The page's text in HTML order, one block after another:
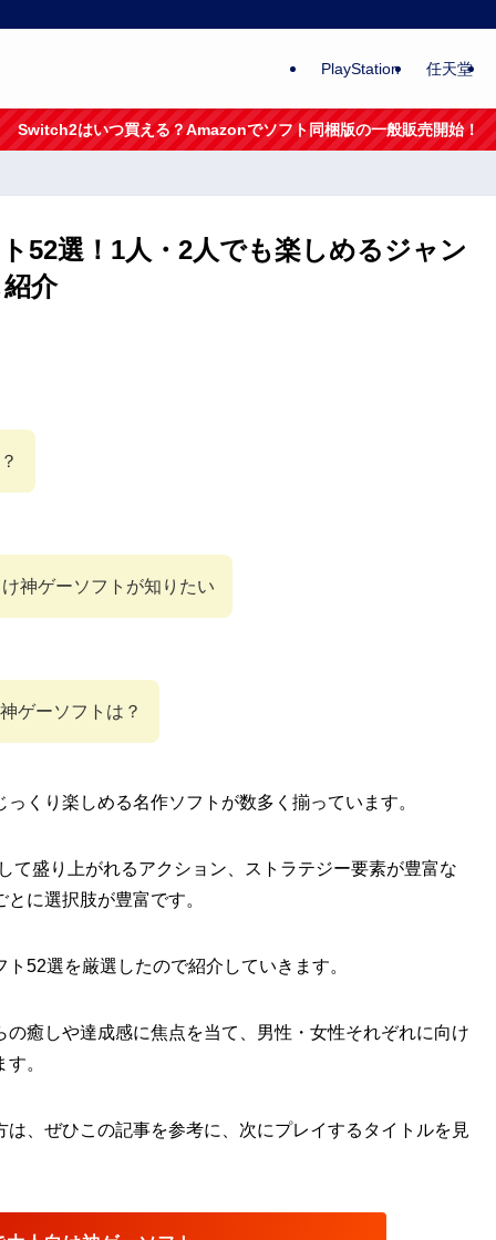
PlayStation 任天堂
Switch2はいつ買える？Amazonでソフト同梱版の一般販売開始！
52選！1人・2人でも楽しめるジャン
介
神ゲーソフトが知りたい
ゲーソフトは？
くり楽しめる名作ソフトが数多く揃っています。
て盛り上がれるアクション、ストラテジー要素が豊富な
に選択肢が豊富です。
52選を厳選したので紹介していきます。
癒しや達成感に焦点を当て、男性・女性それぞれに向け
。
、ぜひこの記事を参考に、次にプレイするタイトルを見